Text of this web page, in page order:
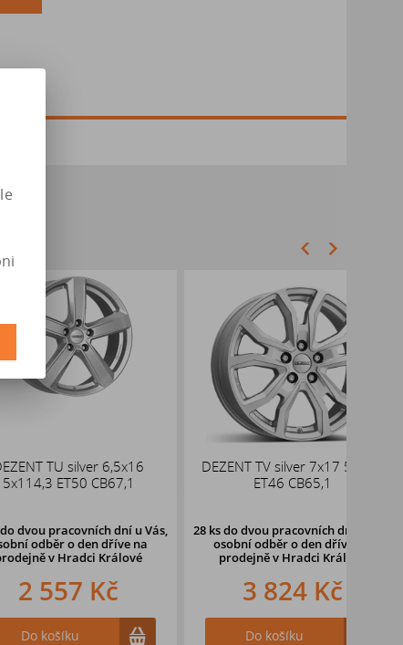
silver 6,5x16
ET50 CB67,1
dní u Vás,
o den dřívena
Hradci Králové
Kč
DEZENT TV silver 7x17 5x108
ET46 CB65,1
28 ks
do dvou pracovních dní u Vás,
osobní odběr o den dřívena
prodejně v Hradci Králové
3 824 Kč
Do košíku